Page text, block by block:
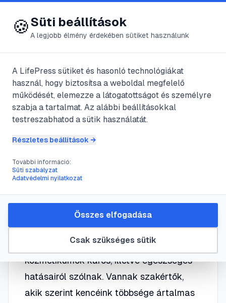
😍 LifePress
@ErwinRommel
2017. július 23. 4 perc olvasás
Mérgező
kozmetikumok?
#alumíniumvegyületek
Napjainkban sokat olvashatunk,
hallhatunk vitákról, melyek a
kozmetikumok káros, illetve egészséges
hatásairól szólnak. Vannak szakértők,
akik szerint kencéink többsége ártalmas
🍪Süti beállítások
A legjobb élmény érdekében sütiket használunk
A LifePress sütiket és hasonló technológiákat
használ, hogy biztosítsa a weboldal megfelelő
működését, elemezze a látogatottságot és személyre
szabja a tartalmat. Az alábbi beállításokkal
testreszabhatod a sütik használatát.
Részletes beállítások →
További információ:
Süti szabályzat
Adatvédelmi nyilatkozat
Csak szükséges sütik
Összes elfogadása